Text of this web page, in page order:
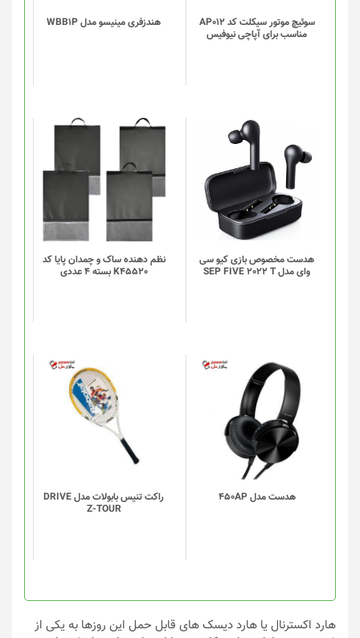
سوئیچ موتور سیکلت کد AP012
مناسب برای آپاچی نیوفیس
هندزفری مینیسو مدل WBB1P
هدست مخصوص بازی کیو سی
وای مدل SEP FIVE 2022 T
این
دارای
انواع
مختلفی
می
باشد.
گزینه
ها
محصول
انتخاب
شوند
نظم دهنده ساک و چمدان پایا کد
K45520 بسته 4 عددی
دارای
انواع
می
باشد.
گزینه
ها
محصول
انتخاب
شوند
هدست مدل 450AP
راکت تنیس بابولات مدل DRIVE
Z-TOUR
هارد اکسترنال یا هارد دیسک های قابل حمل این روزها به یکی از